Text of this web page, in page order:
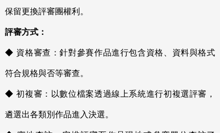
保留更換評審團權利。
評審方式：
◆ 資格審查：針對參賽作品進行包含資格、資料與格式
符合規格與否等審查。
◆ 初複審：以數位檔案透過線上系統進行初複選評審，
遴選出各類別作品進入決選。